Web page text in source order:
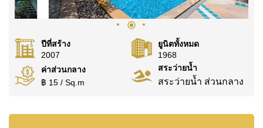
ปีที่สร้าง
2007
ยูนิตทั้งหมด
1968
ค่าส่วนกลาง
฿ 15 / Sq.m
สระว่ายน้ำ
สระว่ายน้ำ ส่วนกลาง